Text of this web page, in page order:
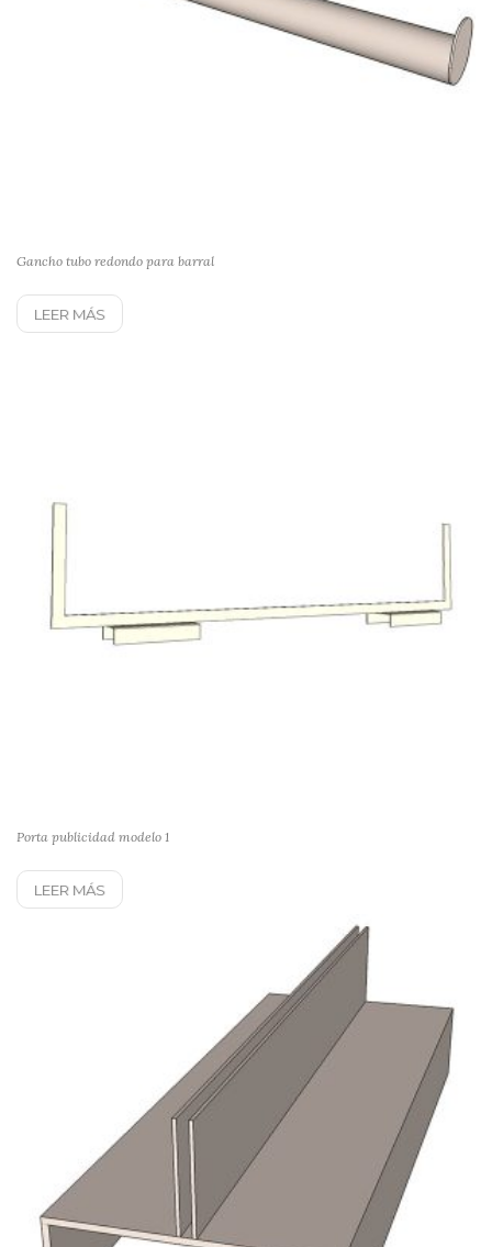
Gancho tubo redondo para barral
LEER MÁS
Porta publicidad modelo 1
LEER MÁS